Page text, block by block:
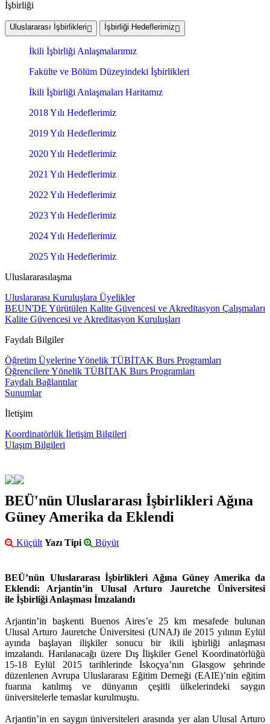
İşbirliği
Uluslararası İşbirlikleri İşbirliği Hedeflerimiz
İkili İşbirliği Anlaşmalarımız
Fakülte ve Bölüm Düzeyindeki İşbirlikleri
İkili İşbirliği Anlaşmaları Haritamız
2018 Yılı Hedeflerimiz
2019 Yılı Hedeflerimiz
2020 Yılı Hedeflerimiz
2021 Yılı Hedeflerimiz
2022 Yılı Hedeflerimiz
2023 Yılı Hedeflerimiz
2024 Yılı Hedeflerimiz
2025 Yılı Hedeflerimiz
Uluslararasılaşma
Uluslararası Kuruluşlara Üyelikler
BEUN'DE Yürütülen Kalite Güvencesi ve Akreditasyon Çalışmaları
Kalite Güvencesi ve Akreditasyon Kuruluşları
Faydalı Bilgiler
Öğretim Üyelerine Yönelik TÜBİTAK Burs Programları
Öğrencilere Yönelik TÜBİTAK Burs Programları
Faydalı Bağlantılar
Sunumlar
İletişim
Koordinatörlük İletişim Bilgileri
Ulaşım Bilgileri
BEÜ'nün Uluslararası İşbirlikleri Ağına
Güney Amerika da Eklendi
Küçült Yazı Tipi Büyüt
BEÜ’nün Uluslararası İşbirlikleri Ağına Güney Amerika da
Eklendi: Arjantin’in Ulusal Arturo Jauretche Üniversitesi
ile İşbirliği Anlaşması İmzalandı
Arjantin’in başkenti Buenos Aires’e 25 km mesafede bulunan
Ulusal Arturo Jauretche Üniversitesi (UNAJ) ile 2015 yılının Eylül
ayında başlayan ilişkiler sonucu bir ikili işbirliği anlaşması
imzalandı. Harılanacağı üzere Dış İlişkiler Genel Koordinatörlüğü
15-18 Eylül 2015 tarihlerinde İskoçya’nın Glasgow şehrinde
düzenlenen Avrupa Uluslararası Eğitim Derneği (EAIE)’nin eğitim
fuarına katılmış ve dünyanın çeşitli ülkelerindeki saygın
üniversitelerle temaslar kurulmuştu.
Arjantin’in en saygın üniversiteleri arasında yer alan Ulusal Arturo